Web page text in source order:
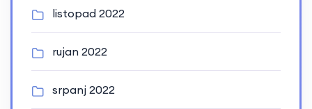
listopad 2022
rujan 2022
srpanj 2022